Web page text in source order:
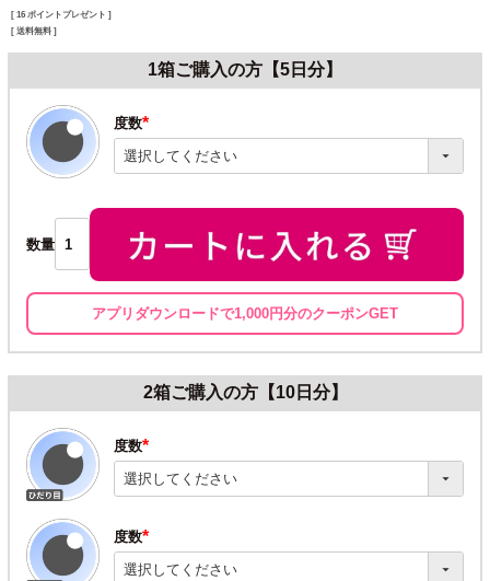
[ 16 ポイントプレゼント ]
送料無料
1箱ご購入の方【5日分】
度数
(必
須)
数量
アプリダウンロードで1,000円分のクーポンGET
2箱ご購入の方【10日分】
度数
(必
須)
度数
(必
須)